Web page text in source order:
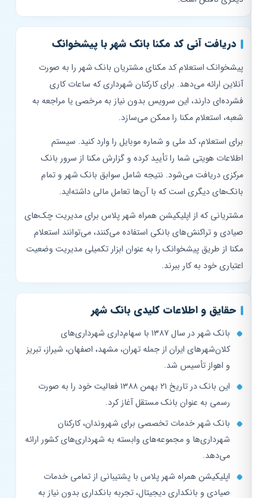
دریافت آنی کد مکنا بانک شهر با پیشخوانک
پیشخوانک استعلام کد مکنای مشتریان بانک شهر را به صورت
آنلاین ارائه می‌دهد. برای کارکنان شهرداری که ساعات کاری
فشرده‌ای دارند، این سرویس بدون نیاز به مرخصی یا مراجعه به
شعبه، استعلام مکنا را ممکن می‌سازد.
برای استعلام، کد ملی و شماره موبایل را وارد کنید. سیستم
اطلاعات هویتی شما را تأیید کرده و گزارش مکنا از سرور بانک
مرکزی دریافت می‌شود. نتیجه شامل سوابق بانک شهر و تمام
بانک‌های دیگری است که با آن‌ها تعامل مالی داشته‌اید.
مشتریانی که از اپلیکیشن همراه شهر پلاس برای مدیریت چک‌های
صیادی و تراکنش‌های بانکی استفاده می‌کنند، می‌توانند استعلام
مکنا از طریق پیشخوانک را به عنوان ابزار تکمیلی مدیریت وضعیت
اعتباری خود به کار ببرند.
حقایق و اطلاعات کلیدی بانک شهر
بانک شهر در سال ۱۳۸۷ با سهام‌داری شهرداری‌های
کلان‌شهرهای ایران از جمله تهران، مشهد، اصفهان، شیراز، تبریز
و اهواز تأسیس شد.
این بانک در تاریخ ۲۱ بهمن ۱۳۸۸ فعالیت خود را به صورت
رسمی به عنوان بانک مستقل آغاز کرد.
بانک شهر خدمات تخصصی برای شهروندان، کارکنان
شهرداری‌ها و مجموعه‌های وابسته به شهرداری‌های کشور ارائه
می‌دهد.
اپلیکیشن همراه شهر پلاس با پشتیبانی از تمامی خدمات
صیادی و بانکداری دیجیتال، تجربه بانکداری بدون نیاز به